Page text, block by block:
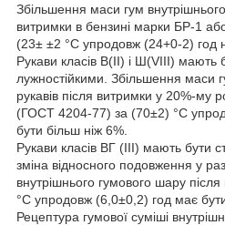
Збільшення маси гум
витримки в бензині марки БР-1
(23± ±2 °C упродовж (24+0-2) год
Рукави класів В(II) і Ш(VIII) мають
лужностійкими. Збільшення маси
рукавів після витримки у 20%-му
(ГОСТ 4204-77) за (70±2) °C
бути більш ніж 6%.
Рукави класів ВГ (III) мають бути
зміна відносного подовження у
внутрішнього гумового шару
°C упродовж (6,0±0,2) год має
Рецептура гумової суміші